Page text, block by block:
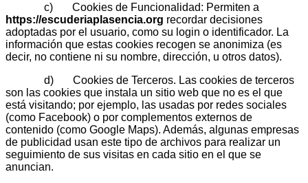
c) Cookies de Funcionalidad: Permiten a
https://escuderiaplasencia.org recordar decisiones
adoptadas por el usuario, como su login o identificador. La
información que estas cookies recogen se anonimiza (es
decir, no contiene ni su nombre, dirección, u otros datos).
d) Cookies de Terceros. Las cookies de terceros
son las cookies que instala un sitio web que no es el que
está visitando; por ejemplo, las usadas por redes sociales
(como Facebook) o por complementos externos de
contenido (como Google Maps). Además, algunas empresas
de publicidad usan este tipo de archivos para realizar un
seguimiento de sus visitas en cada sitio en el que se
anuncian.